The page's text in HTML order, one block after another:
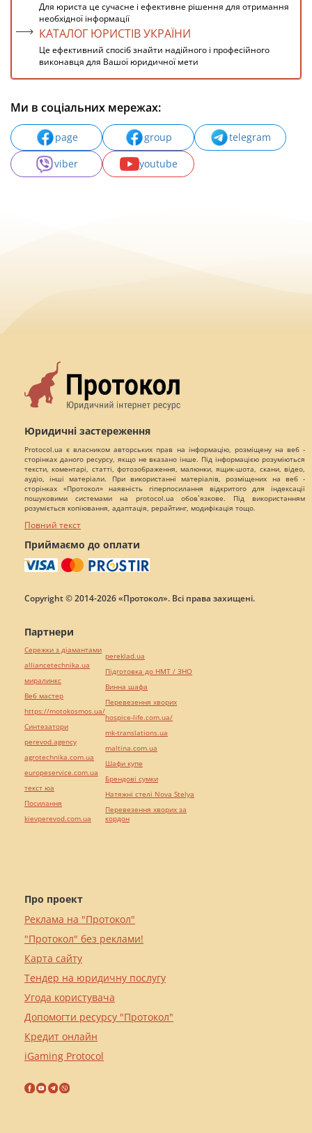
Для юриста це сучасне і ефективне рішення для отримання
необхідної інформації
КАТАЛОГ ЮРИСТІВ УКРАЇНИ
Це ефективний спосіб знайти надійного і професійного
виконавця для Вашої юридичної мети
Ми в соціальних мережах:
page group
telegram
viber
youtube
Юридичні застереження
Protocol.ua є власником авторських прав на інформацію, розміщену на веб -
сторінках даного ресурсу, якщо не вказано інше. Під інформацією розуміються
тексти, коментарі, статті, фотозображення, малюнки, ящик-шота, скани, відео,
аудіо, інші матеріали. При використанні матеріалів, розміщених на веб -
сторінках «Протокол» наявність гіперпосилання відкритого для індексації
пошуковими системами на protocol.ua обов`язкове. Під використанням
розуміється копіювання, адаптація, рерайтинг, модифікація тощо.
Повний текст
Приймаємо до оплати
Copyright © 2014-2026 «Протокол». Всі права захищені.
Про проект
Реклама на "Протокол"
"Протокол" без реклами!
Карта сайту
Тендер на юридичну послугу
Угода користувача
Допомогти ресурсу "Протокол"
Кредит онлайн
iGaming Protocol
Партнери
Сережки з діамантами
alliancetechnika.ua
миралинкс
Веб мастер
https://motokosmos.ua/
Синтезатори
perevod.agency
agrotechnika.com.ua
europeservice.com.ua
текст юа
Посилання
kievperevod.com.ua
pereklad.ua
Підготовка до НМТ / ЗНО
Винна шафа
Перевезення хворих
hospice-life.com.ua/
mk-translations.ua
maltina.com.ua
Шафи купе
Брендові сумки
Натяжні стелі Nova Stelya
Перевезення хворих за
кордон